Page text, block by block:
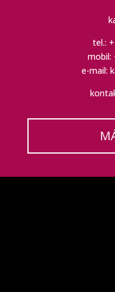
tel.:
mobil:
e-mail: